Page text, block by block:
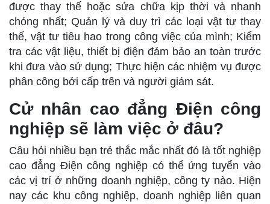
được thay thế hoặc sửa chữa kịp thời và nhanh
chóng nhất; Quản lý và duy trì các loại vật tư thay
thế, vật tư tiêu hao trong công việc của mình; Kiểm
tra các vật liệu, thiết bị điện đảm bảo an toàn trước
khi đưa vào sử dụng; Thực hiện các nhiệm vụ được
phân công bởi cấp trên và người giám sát.
Cử nhân cao đẳng Điện công
nghiệp sẽ làm việc ở đâu?
Câu hỏi nhiều bạn trẻ thắc mắc nhất đó là tốt nghiệp
cao đẳng Điện công nghiệp có thể ứng tuyển vào
các vị trí ở những doanh nghiệp, công ty nào. Hiện
nay các khu công nghiệp, doanh nghiệp liên quan